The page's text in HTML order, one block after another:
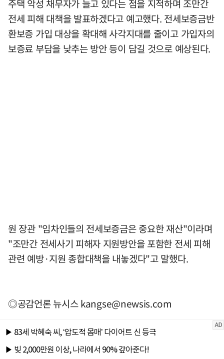
주택 악성 채무자가 늘고 있다는 점을 지적하며 조만간
전세 피해 대책을 발표하겠다고 예고했다. 전세보증금반
환보증 가입 대상을 확대해 사각지대를 줄이고 가입자의
보증료 부담을 낮추는 방안 등이 담길 것으로 예상된다.
원 장관 "임차인들의 전세보증금은 중요한 재산"이라며
"조만간 전세사기 피해자 지원방안을 포함한 전세 피해
관련 예방·지원 종합대책을 내놓겠다"고 말했다.
◎공감언론 뉴시스kangse@newsis.com